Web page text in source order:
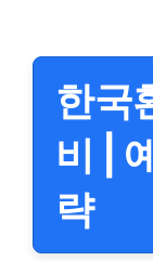
한국
비 |
략